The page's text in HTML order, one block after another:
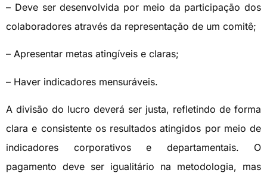
– Deve ser desenvolvida por meio da participação dos
colaboradores através da representação de um comitê;
– Apresentar metas atingíveis e claras;
– Haver indicadores mensuráveis.
A divisão do lucro deverá ser justa, refletindo de forma
clara e consistente os resultados atingidos por meio de
indicadores corporativos e departamentais. O
pagamento deve ser igualitário na metodologia, mas